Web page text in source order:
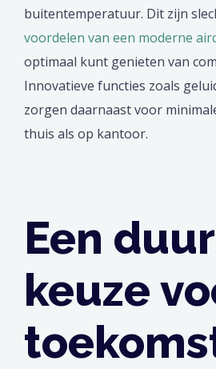
buitentemperatuur. Dit zijn
voordelen van een moderne
optimaal kunt genieten van
Innovatieve functies zoals
zorgen daarnaast voor
thuis als op kantoor.
Een
keuze